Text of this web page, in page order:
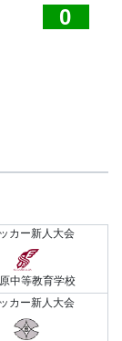
0
カー新人大会
中等教育学校
カー新人大会